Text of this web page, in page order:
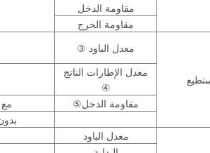
مقاومة الدخل
مقاومة الخرج
معدل الباود ③
معدل الإطارات الناتج
④
مقاومة الدخل⑤
مع
بدون
معدل الباود